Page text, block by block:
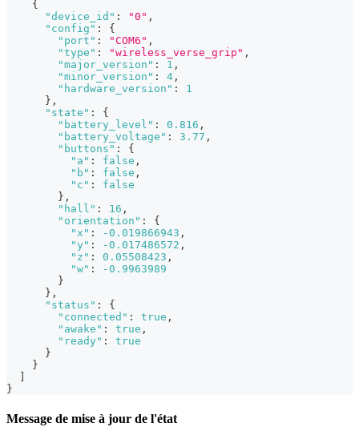
{
"device_id" : "0" ,
"config" :
{
"port" : "COM6" ,
"type" : "wireless_verse_grip" ,
"major_version" : 1 ,
"minor_version" : 4 ,
"hardware_version" :
1
} ,
"state" :
{
"battery_level" : 0.816 ,
"battery_voltage" : 3.77 ,
"buttons" :
{
"a" : false ,
"b" : false ,
"c" :
false
} ,
"hall" : 16 ,
"orientation" :
{
"x" : -0.019866943 ,
"y" : -0.017486572 ,
"z" : 0.05508423 ,
"w" :
-0.9963989
}
} ,
"status" :
{
"connected" : true ,
"awake" : true ,
"ready" :
true
}
}
}
Message de mise à jour de l'état